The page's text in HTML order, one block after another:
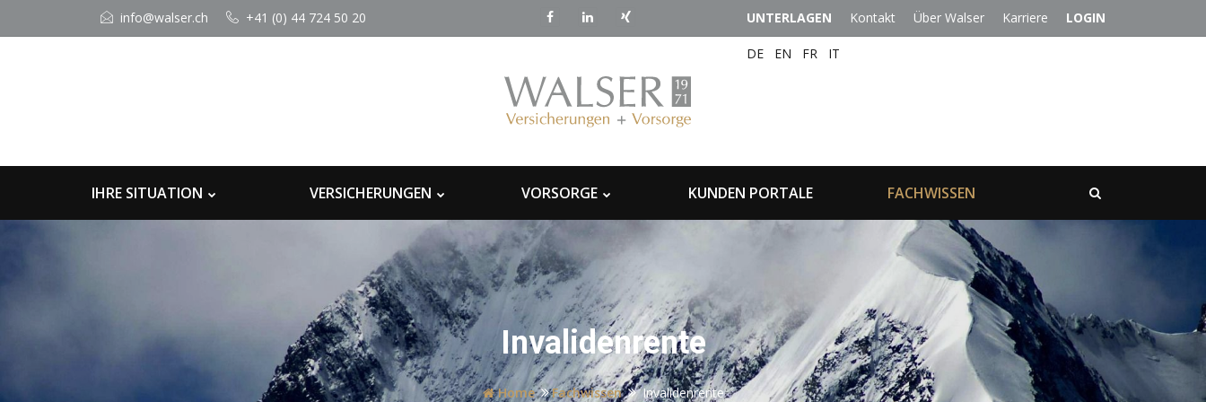
info@walser.ch +41 (0) 44 724 50 20 UNTERLAGEN Kontakt Über Walser Karriere LOGIN
DE EN FR IT
IHRE SITUATION VERSICHERUNGEN VORSORGE KUNDEN PORTALE FACHWISSEN
Invalidenrente
Home Fachwissen Invalidenrente